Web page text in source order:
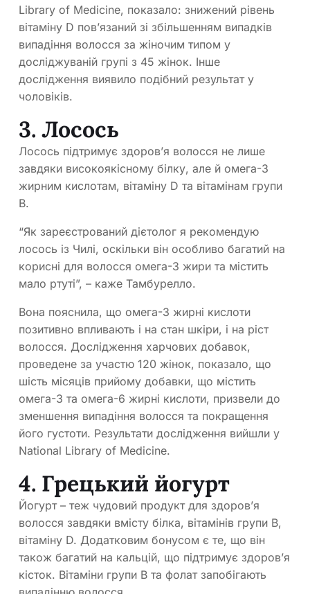
Library of Medicine, показало: знижений рівень
вітаміну D пов’язаний зі збільшенням випадків
випадіння волосся за жіночим типом у
досліджуваній групі з 45 жінок. Інше
дослідження виявило подібний результат у
чоловіків.
3. Лосось
Лосось підтримує здоров’я волосся не лише
завдяки високоякісному білку, але й омега-3
жирним кислотам, вітаміну D та вітамінам групи
В.
“Як зареєстрований дієтолог я рекомендую
лосось із Чилі, оскільки він особливо багатий на
корисні для волосся омега-3 жири та містить
мало ртуті”, – каже Тамбурелло.
Вона пояснила, що омега-3 жирні кислоти
позитивно впливають і на стан шкіри, і на ріст
волосся. Дослідження харчових добавок,
проведене за участю 120 жінок, показало, що
шість місяців прийому добавки, що містить
омега-3 та омега-6 жирні кислоти, призвели до
зменшення випадіння волосся та покращення
його густоти. Результати дослідження вийшли у
National Library of Medicine.
4. Грецький йогурт
Йогурт – теж чудовий продукт для здоров’я
волосся завдяки вмісту білка, вітамінів групи В,
вітаміну D. Додатковим бонусом є те, що він
також багатий на кальцій, що підтримує здоров’я
кісток. Вітаміни групи В та фолат запобігають